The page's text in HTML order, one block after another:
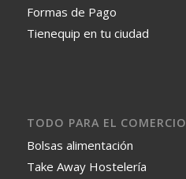
Formas de Pago
Tienequip en tu ciudad
TODO PARA EL COMERCIO
Bolsas alimentación
Take Away Hostelería